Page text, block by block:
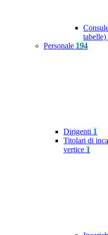
tabelle)
Personale 194
Dirigenti 1
Titolari di
vertice 1